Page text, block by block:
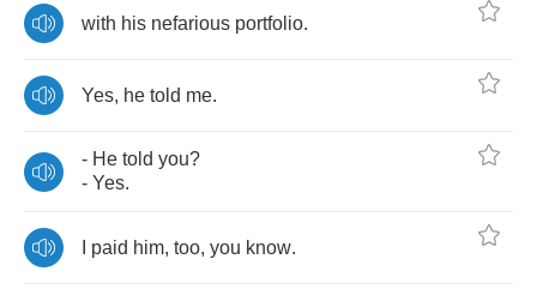
with his nefarious portfolio.
Yes, he told me.
- He told you?
- Yes.
paid him, too, you know.